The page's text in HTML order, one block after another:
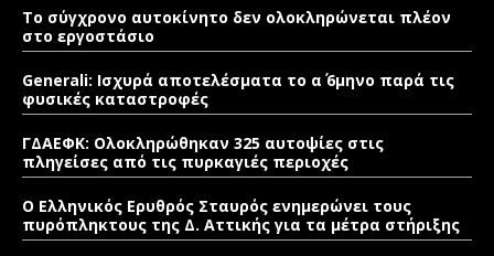
Το σύγχρονο αυτοκίνητο δεν ολοκληρώνεται πλέον
στο εργοστάσιο
Generali: Ισχυρά αποτελέσματα το α΄ 6μηνο παρά τις
φυσικές καταστροφές
ΓΔΑΕΦΚ: Ολοκληρώθηκαν 325 αυτοψίες στις
πληγείσες από τις πυρκαγιές περιοχές
Ο Ελληνικός Ερυθρός Σταυρός ενημερώνει τους
πυρόπληκτους της Δ. Αττικής για τα μέτρα στήριξης